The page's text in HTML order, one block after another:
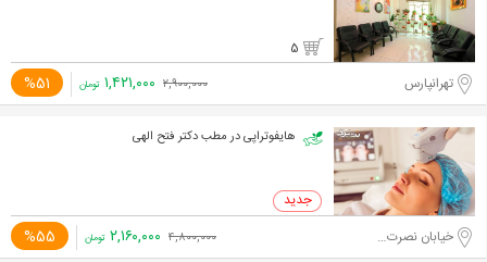
5
تهرانپارس %51 ۲,۹۰۰,۰۰۰ ۱,۴۲۱,۰۰۰ تومان
هایفوتراپی در مطب دکتر فتح الهی
خیابان نصرت غربی %55 ۴,۸۰۰,۰۰۰ ۲,۱۶۰,۰۰۰ تومان